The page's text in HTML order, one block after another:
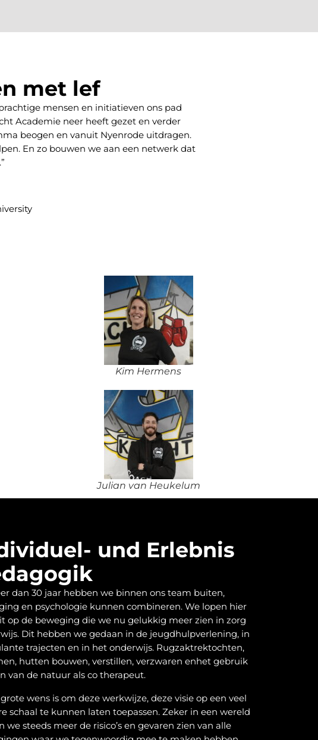
met lef
mensen en initiatieven ons pad
Academie neer heeft gezet en verder
beogen en vanuit Nyenrode uitdragen.
En zo bouwen we aan een netwerk dat
Kim Hermens
Julian van Heukelum
und Erlebnis
dan 30 jaar hebben we binnen ons team buiten,
en psychologie kunnen combineren. We lopen hier
op de beweging die we nu gelukkig meer zien in zorg
Dit hebben we gedaan in de jeugdhulpverlening, in
trajecten en in het onderwijs. Rugzaktrektochten,
hutten bouwen, verstillen, verzwaren enhet gebruik
van de natuur als co therapeut.
wens is om deze werkwijze, deze visie op een veel
schaal te kunnen laten toepassen. Zeker in een wereld
we steeds meer de risico’s en gevaren zien van alle